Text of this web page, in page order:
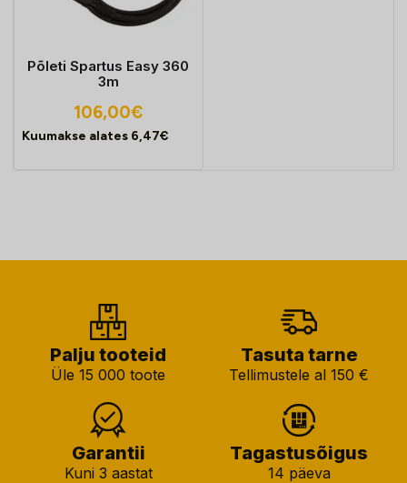
Põleti Spartus Easy 360
3m
106,00€
Kuumakse alates 6,47€
Palju tooteid
Üle 15 000 toote
Tasuta tarne
Tellimustele al 150 €
Garantii
Kuni 3 aastat
Tagastusõigus
14 päeva